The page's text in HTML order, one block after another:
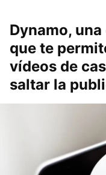
Dynamo,
que te
vídeos de
saltar la